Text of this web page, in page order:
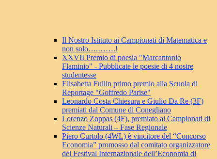
Il Nostro Istituto ai Campionati di Matematica e
non solo….…….!
XXVII Premio di poesia "Marcantonio
Flaminio" - Pubblicate le poesie di 4 nostre
studentesse
Elisabetta Fullin primo premio alla Scuola di
Reportage "Goffredo Parise"
Leonardo Costa Chiesura e Giulio Da Re (3F)
premiati dal Comune di Conegliano
Lorenzo Zoppas (4F), premiato ai Campionati di
Scienze Naturali – Fase Regionale
Piero Curtolo (4WL) è vincitore del “Concorso
Economia” promosso dal comitato organizzatore
del Festival Internazionale dell’Economia di